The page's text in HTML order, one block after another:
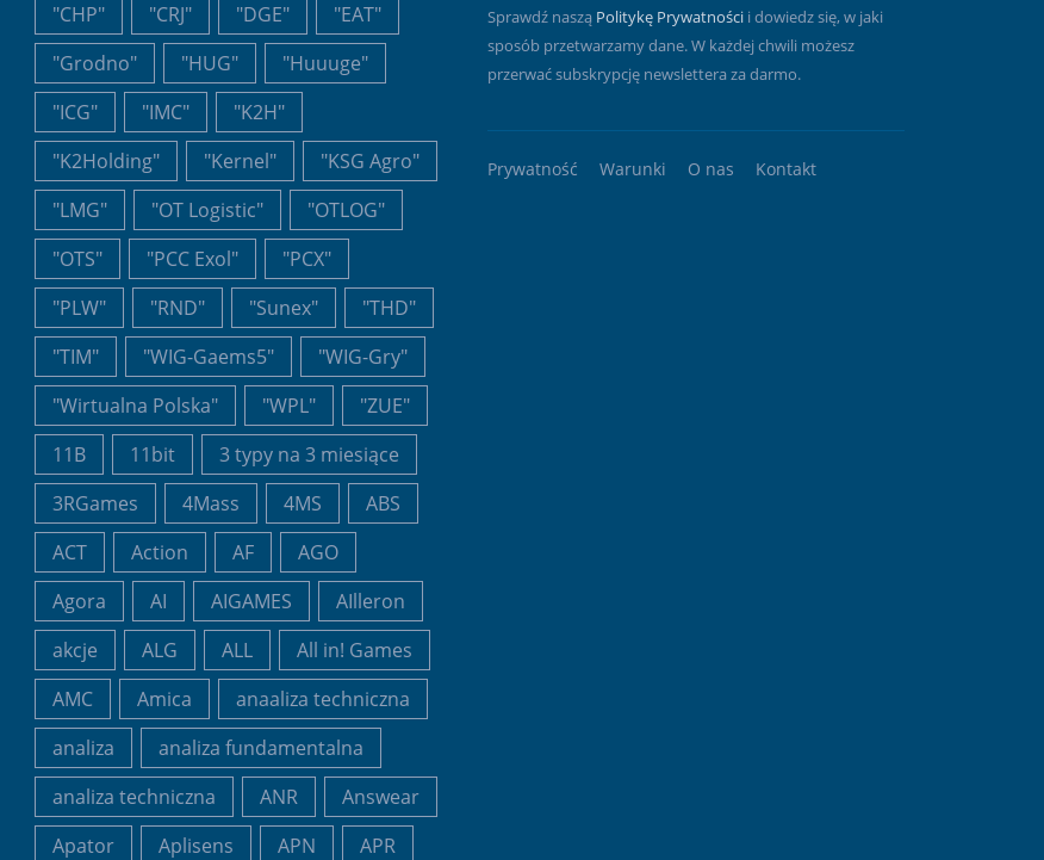
"CHP"
"CRJ" "DGE"
"EAT"
"Grodno"
"HUG"
"Huuuge"
"ICG"
"IMC"
"K2H"
"K2Holding"
"Kernel"
"KSG Agro"
"LMG"
"OT Logistic"
"OTLOG"
"OTS"
"PCC Exol"
"PCX"
"PLW"
"RND" "Sunex"
"THD"
"TIM"
"WIG-Gaems5"
"WIG-Gry"
"Wirtualna Polska"
"WPL"
"ZUE"
11B
11bit
3 typy na 3 miesiące
3RGames
4Mass 4MS
ABS
ACT
Action AF
AGO
Agora
AI AIGAMES
AIlleron
akcje
ALG ALL
All in! Games
AMC
Amica
anaaliza techniczna
analiza
analiza fundamentalna
analiza techniczna
ANR
Answear
Apator
Aplisens APN
APR
Sprawdź naszą Politykę Prywatności i dowiedz się, w jaki
sposób przetwarzamy dane. W każdej chwili możesz
przerwać subskrypcję newslettera za darmo.
Prywatność Warunki O nas Kontakt